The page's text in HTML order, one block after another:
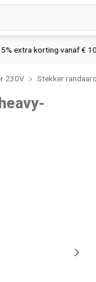
korting vanaf € 1000
230V Stekker